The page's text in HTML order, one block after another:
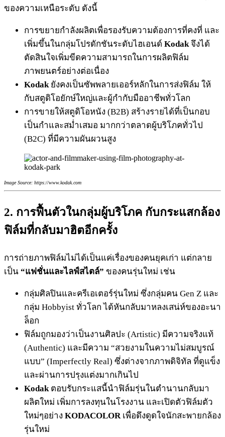
ของความเหนือระดับ ดังนี้
การขยายกำลังผลิตเพื่อรองรับความต้องการที่คงที่ และ
เพิ่มขึ้นในกลุ่มโปรดักชันระดับไฮเอนด์ Kodakจึงได้
ตัดสินใจเพิ่มขีดความสามารถในการผลิตฟิล์ม
ภาพยนตร์อย่างต่อเนื่อง
Kodakยังคงเป็นซัพพลายเออร์หลักในการส่งฟิล์ม ให้
กับสตูดิโอยักษ์ใหญ่และผู้กำกับมืออาชีพทั่วโลก
การขายให้สตูดิโอหนัง (B2B) สร้างรายได้ที่เป็นกอบ
เป็นกำและสม่ำเสมอ มากกว่าตลาดผู้บริโภคทั่วไป
(B2C) ที่มีความผันผวนสูง
Image Source: https://www.kodak.com
2. การฟื้นตัวในกลุ่มผู้บริโภค กับกระแสกล้อง
ฟิล์มที่กลับมาฮิตอีกครั้ง
การถ่ายภาพฟิล์มไม่ได้เป็นแค่เรื่องของคนยุคเก่า แต่กลาย
เป็น “แฟชั่นและไลฟ์สไตล์” ของคนรุ่นใหม่ เช่น
กลุ่มศิลปินและครีเอเตอร์รุ่นใหม่ ซึ่งกลุ่มคน Gen Z และ
กลุ่ม Hobbyist ทั่วโลก ได้หันกลับมาหลงเสน่ห์ของอะนา
ล็อก
ฟิล์มถูกมองว่าเป็นงานศิลปะ (Artistic) มีความจริงแท้
(Authentic) และมีความ “สวยงามในความไม่สมบูรณ์
แบบ” (Imperfectly Real) ซึ่งต่างจากภาพดิจิทัล ที่ดูแข็ง
และผ่านการปรุงแต่งมากเกินไป
Kodak ตอบรับกระแสนี้นำฟิล์มรุ่นในตำนานกลับมา
ผลิตใหม่ เพิ่มการลงทุนในโรงงาน และเปิดตัวฟิล์มตัว
ใหม่ๆอย่าง KODACOLORเพื่อดึงดูดใจนักสะพายกล้อง
รุ่นใหม่